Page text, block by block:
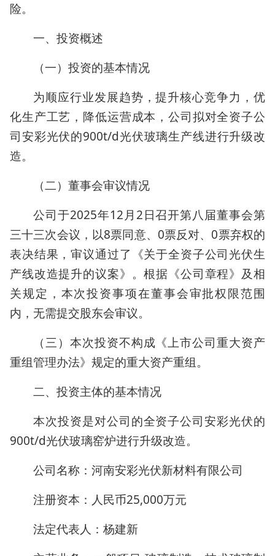
险。
一、投资概述
（一）投资的基本情况
为顺应行业发展趋势，提升核心竞争力，优
化生产工艺，降低运营成本，公司拟对全资子公
司安彩光伏的900t/d光伏玻璃生产线进行升级改
造。
（二）董事会审议情况
公司于2025年12月2日召开第八届董事会第
三十三次会议，以8票同意、0票反对、0票弃权的
表决结果，审议通过了《关于全资子公司光伏生
产线改造提升的议案》。根据《公司章程》及相
关规定，本次投资事项在董事会审批权限范围
内，无需提交股东会审议。
（三）本次投资不构成《上市公司重大资产
重组管理办法》规定的重大资产重组。
二、投资主体的基本情况
本次投资是对公司的全资子公司安彩光伏的
900t/d光伏玻璃窑炉进行升级改造。
公司名称：河南安彩光伏新材料有限公司
注册资本：人民币25,000万元
法定代表人：杨建新